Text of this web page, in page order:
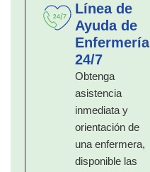
Línea de
Ayuda de
Enfermería
24/7
Obtenga
asistencia
inmediata y
orientación de
una enfermera,
disponible las